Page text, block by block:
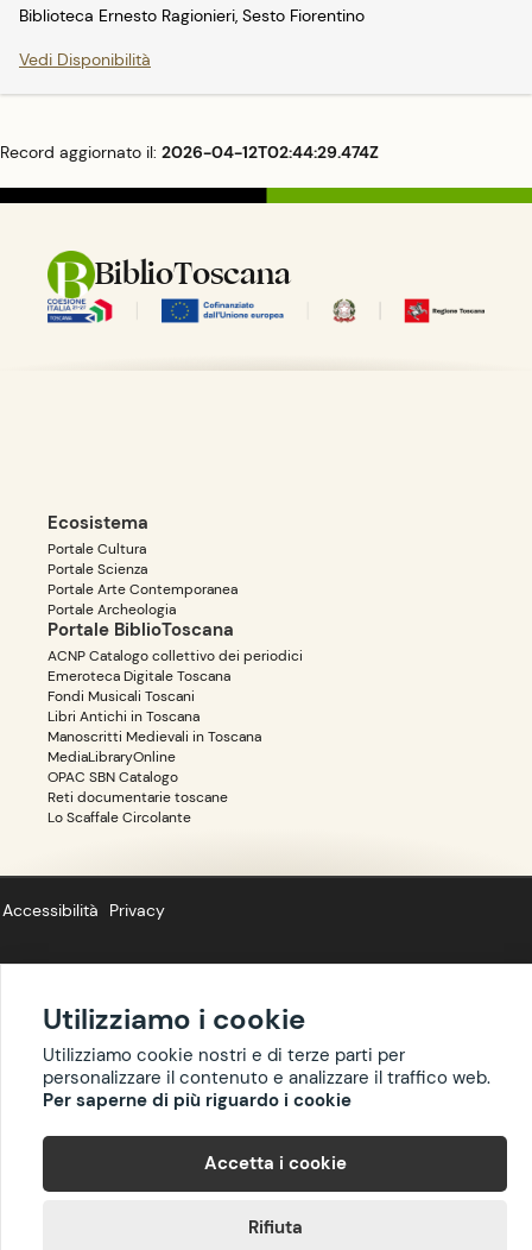
Biblioteca Ernesto Ragionieri, Sesto Fiorentino
Vedi Disponibilità
Record aggiornato il: 2026-04-12T02:44:29.474Z
BiblioToscana
Ecosistema
Portale Cultura
Portale Scienza
Portale Arte Contemporanea
Portale Archeologia
Portale BiblioToscana
ACNP Catalogo collettivo dei periodici
Emeroteca Digitale Toscana
Fondi Musicali Toscani
Libri Antichi in Toscana
Manoscritti Medievali in Toscana
MediaLibraryOnline
OPAC SBN Catalogo
Reti documentarie toscane
Lo Scaffale Circolante
Accessibilità Privacy
risorse. I contenuti estratti da Wikipedia sono riproducibili con licenza
cc-by-sa.
Utilizziamo i cookie
Utilizziamo cookie nostri e di terze parti per
personalizzare il contenuto e analizzare il traffico web.
Per saperne di più riguardo i cookie
Accetta i cookie
Rifiuta